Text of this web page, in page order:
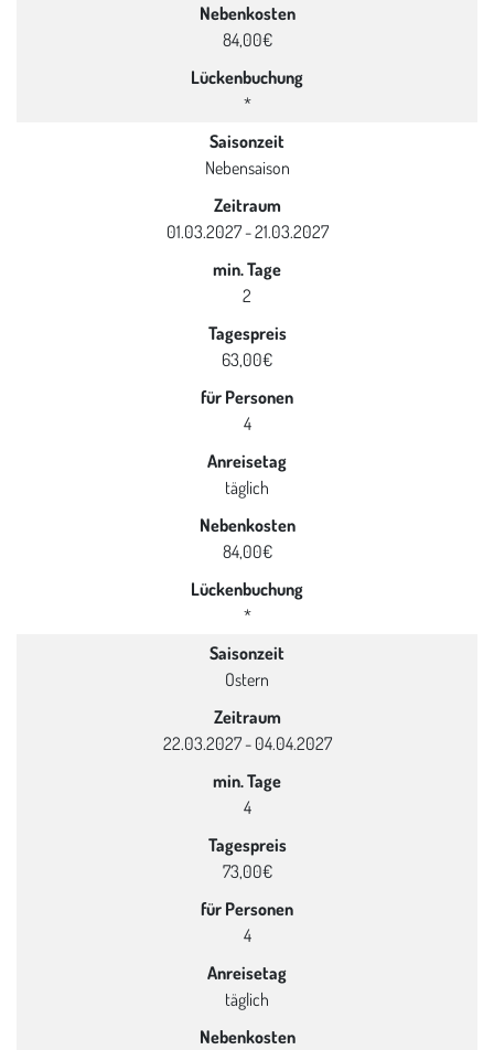
Nebenkosten
84,00€
Lückenbuchung
*
Saisonzeit
Nebensaison
Zeitraum
01.03.2027 - 21.03.2027
min. Tage
2
Tagespreis
63,00€
für Personen
4
Anreisetag
täglich
Nebenkosten
84,00€
Lückenbuchung
*
Saisonzeit
Ostern
Zeitraum
22.03.2027 - 04.04.2027
min. Tage
4
Tagespreis
73,00€
für Personen
4
Anreisetag
täglich
Nebenkosten